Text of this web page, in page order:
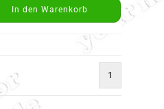
In den Warenkorb
1